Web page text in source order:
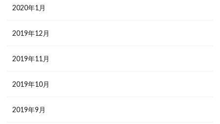
2020年1月
2019年12月
2019年11月
2019年10月
2019年9月